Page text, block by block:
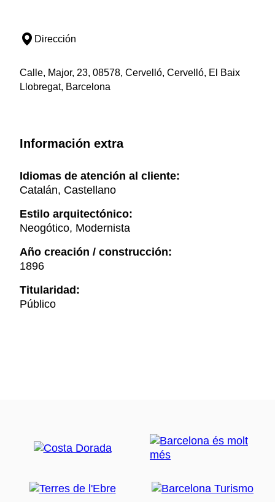
Dirección
Calle, Major, 23, 08578, Cervelló, Cervelló, El Baix
Llobregat, Barcelona
Información extra
Idiomas de atención al cliente:
Catalán, Castellano
Estilo arquitectónico:
Neogótico, Modernista
Año creación / construcción:
1896
Titularidad:
Público